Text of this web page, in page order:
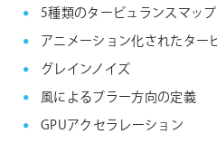
5種類のタービュランスマップ
アニメーション化されたター
グレインノイズ
風によるブラー方向の定義
GPUアクセラレーション